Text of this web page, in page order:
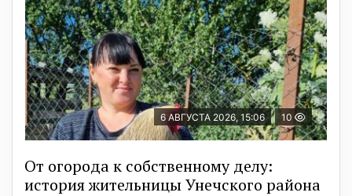
6 АВГУСТА 2026, 15:06 10
От огорода к собственному делу:
история жительницы Унечского района